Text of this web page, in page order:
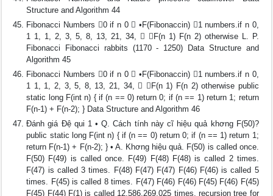
Structure and Algorithm 44
Fibonacci Numbers 0 if n 0  •F(Fibonaccin) 1 numbers.if n 0,
1 1, 1, 2, 3, 5, 8, 13, 21, 34,  F(n 1) F(n 2) otherwise L. P.
Fibonacci Fibonacci rabbits (1170 - 1250) Data Structure and
Algorithm 45
Fibonacci Numbers 0 if n 0  •F(Fibonaccin) 1 numbers.if n 0,
1 1, 1, 2, 3, 5, 8, 13, 21, 34,  F(n 1) F(n 2) otherwise public
static long F(int n) { if (n == 0) return 0; if (n == 1) return 1; return
F(n-1) + F(n-2); } Data Structure and Algorithm 46
Đánh giá Đệ qui 1 • Q. Cách tính này cĩ hiệu quả khơng F(50)?
public static long F(int n) { if (n == 0) return 0; if (n == 1) return 1;
return F(n-1) + F(n-2); } • A. Khơng hiệu quả. F(50) is called once.
F(50) F(49) is called once. F(49) F(48) F(48) is called 2 times.
F(47) is called 3 times. F(48) F(47) F(47) F(46) F(46) is called 5
times. F(45) is called 8 times. F(47) F(46) F(46) F(45) F(46) F(45)
F(45) F(44) F(1) is called 12,586,269,025 times. recursion tree for